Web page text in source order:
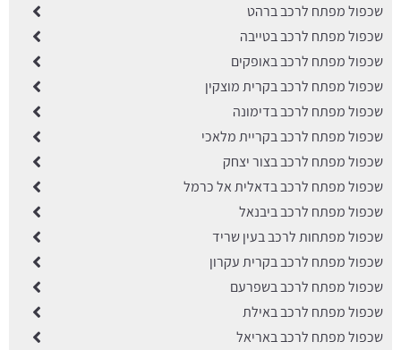
שכפול מפתח לרכב ברהט
שכפול מפתח לרכב בטייבה
שכפול מפתח לרכב באופקים
שכפול מפתח לרכב בקרית מוצקין
שכפול מפתח לרכב בדימונה
שכפול מפתח לרכב בקריית מלאכי
שכפול מפתח לרכב בצור יצחק
שכפול מפתח לרכב בדאלית אל כרמל
שכפול מפתח לרכב ביבנאל
שכפול מפתחות לרכב בעין שריד
שכפול מפתח לרכב בקרית עקרון
שכפול מפתח לרכב בשפרעם
שכפול מפתח לרכב באילת
שכפול מפתח לרכב באריאל